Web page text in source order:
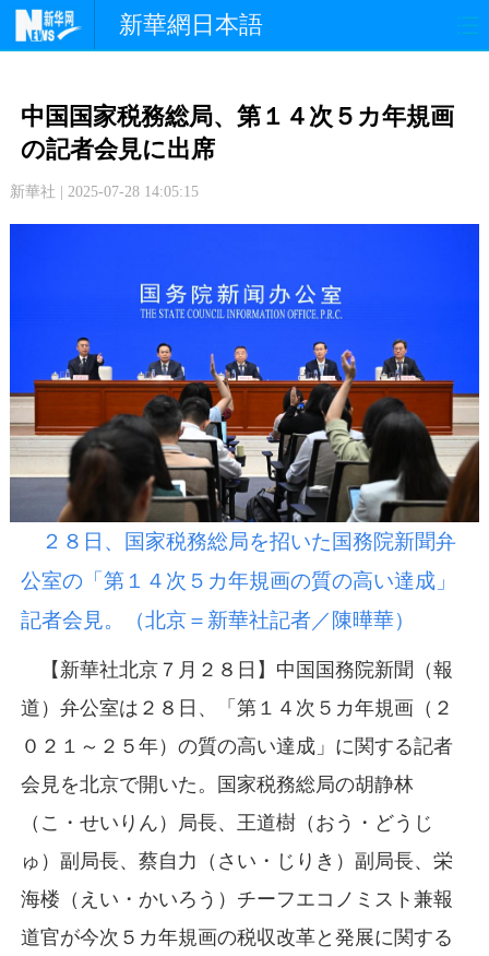
新華網日本語
文 化
中日交流
中国国家税務総局、第１４次５カ年規画
の記者会見に出席
新華社 | 2025-07-28 14:05:15
２８日、国家税務総局を招いた国務院新聞弁
公室の「第１４次５カ年規画の質の高い達成」
記者会見。（北京＝新華社記者／陳曄華）
【新華社北京７月２８日】中国国務院新聞（報
道）弁公室は２８日、「第１４次５カ年規画（２
０２１～２５年）の質の高い達成」に関する記者
会見を北京で開いた。国家税務総局の胡静林
（こ・せいりん）局長、王道樹（おう・どうじ
ゅ）副局長、蔡自力（さい・じりき）副局長、栄
海楼（えい・かいろう）チーフエコノミスト兼報
道官が今次５カ年規画の税収改革と発展に関する